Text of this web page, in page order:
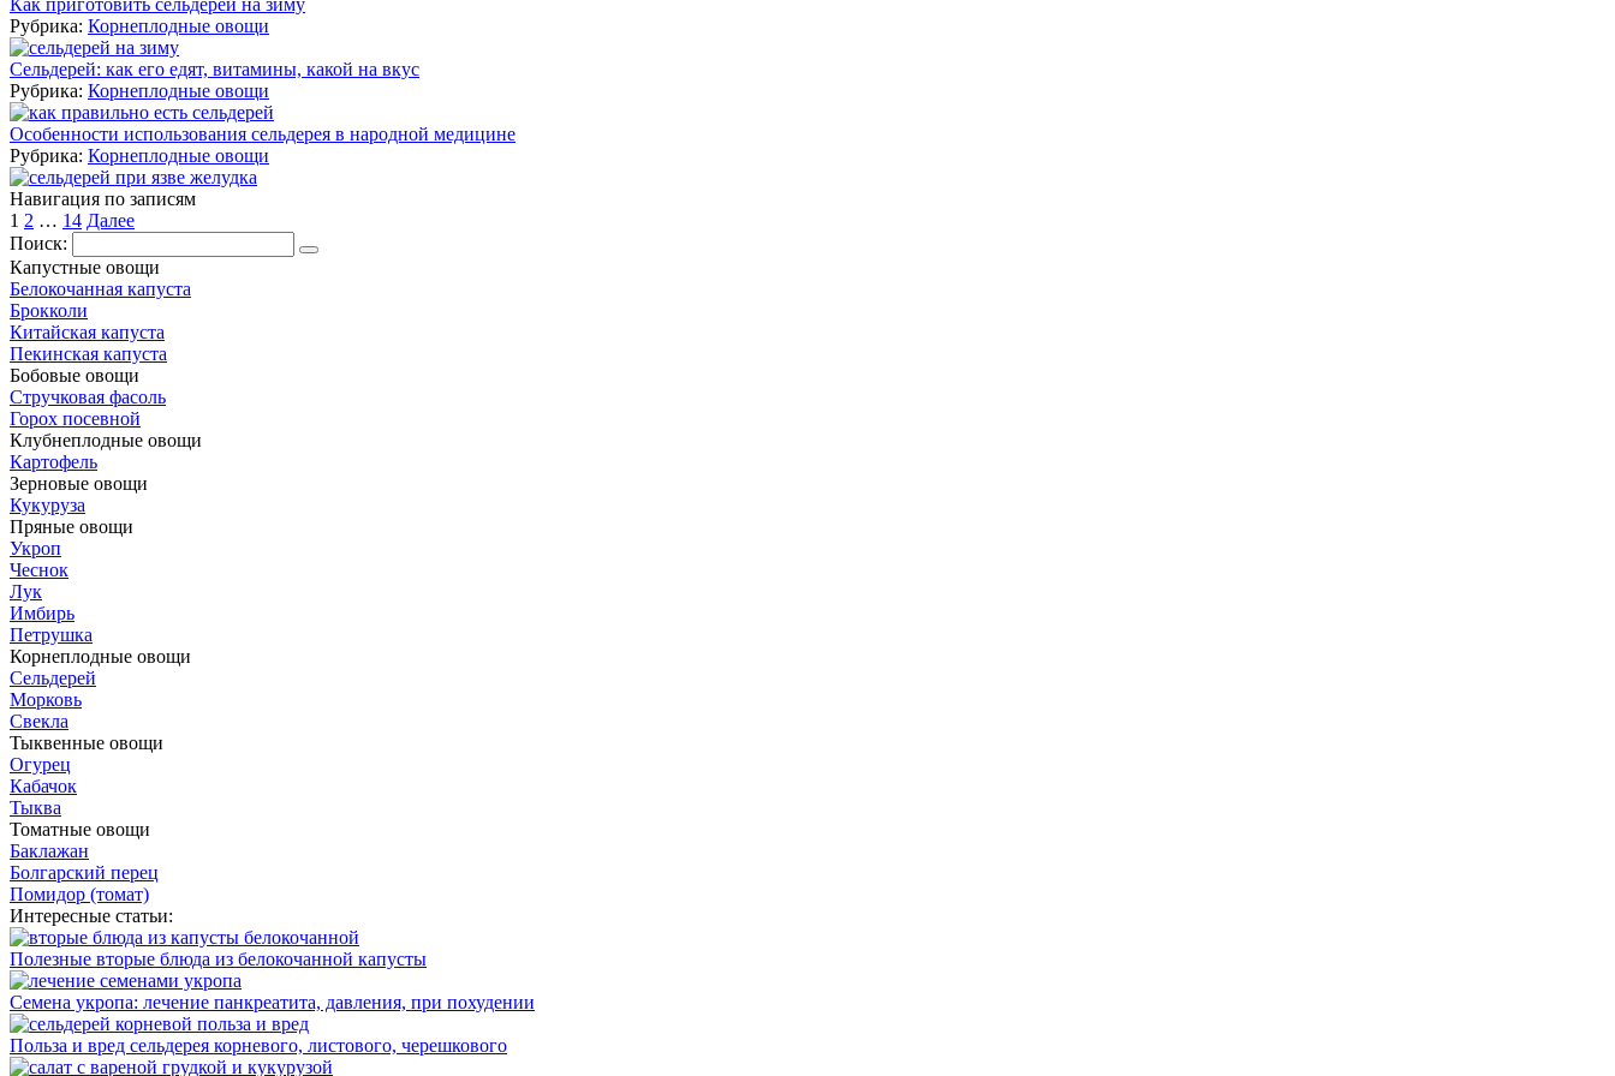
Рубрика: Корнеплодные овощи
Сельдерей: как его едят, витамины, какой на вкус
Рубрика: Корнеплодные овощи
Особенности использования сельдерея в народной медицине
Рубрика: Корнеплодные овощи
Навигация по записям
1 2 … 14 Далее
Поиск:
Капустные овощи
Белокочанная капуста
Брокколи
Китайская капуста
Пекинская капуста
Бобовые овощи
Стручковая фасоль
Горох посевной
Клубнеплодные овощи
Картофель
Зерновые овощи
Кукуруза
Пряные овощи
Укроп
Чеснок
Лук
Имбирь
Петрушка
Корнеплодные овощи
Сельдерей
Морковь
Свекла
Тыквенные овощи
Огурец
Кабачок
Тыква
Томатные овощи
Баклажан
Болгарский перец
Помидор (томат)
Интересные статьи:
Полезные вторые блюда из белокочанной капусты
Семена укропа: лечение панкреатита, давления, при похудении
Польза и вред сельдерея корневого, листового, черешкового